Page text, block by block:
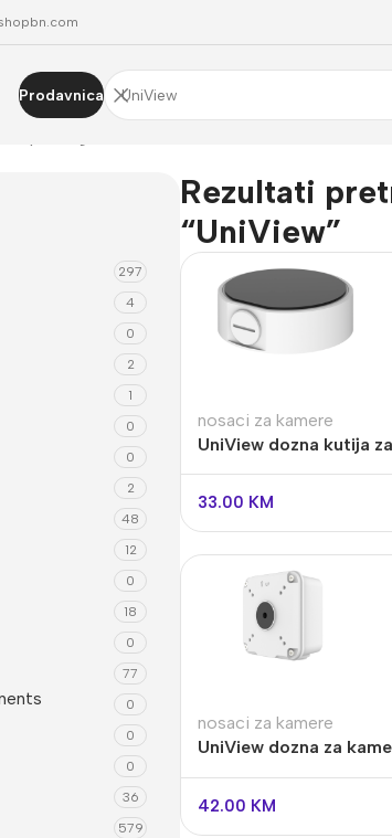
Prodavnica
Video Nadzor Analogija
Bullet
297
4
0
2
1
0
0
2
48
12
0
18
0
77
0
0
0
36
579
Rezultati
“UniView”
nosaci za kamere
UniView dozna kutija za
kameru TR-JB03-I-IN
33.00 KM
nosaci za kamere
UniView dozna za
42.00 KM